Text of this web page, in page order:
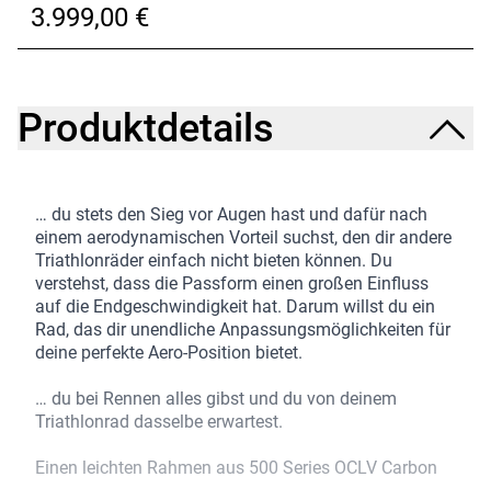
3.999,00 €
Produktdetails
… du stets den Sieg vor Augen hast und dafür nach
einem aerodynamischen Vorteil suchst, den dir andere
Triathlonräder einfach nicht bieten können. Du
verstehst, dass die Passform einen großen Einfluss
auf die Endgeschwindigkeit hat. Darum willst du ein
Rad, das dir unendliche Anpassungsmöglichkeiten für
deine perfekte Aero-Position bietet.
… du bei Rennen alles gibst und du von deinem
Triathlonrad dasselbe erwartest.
Einen leichten Rahmen aus 500 Series OCLV Carbon